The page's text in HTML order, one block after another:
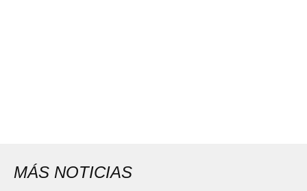
MÁS NOTICIAS